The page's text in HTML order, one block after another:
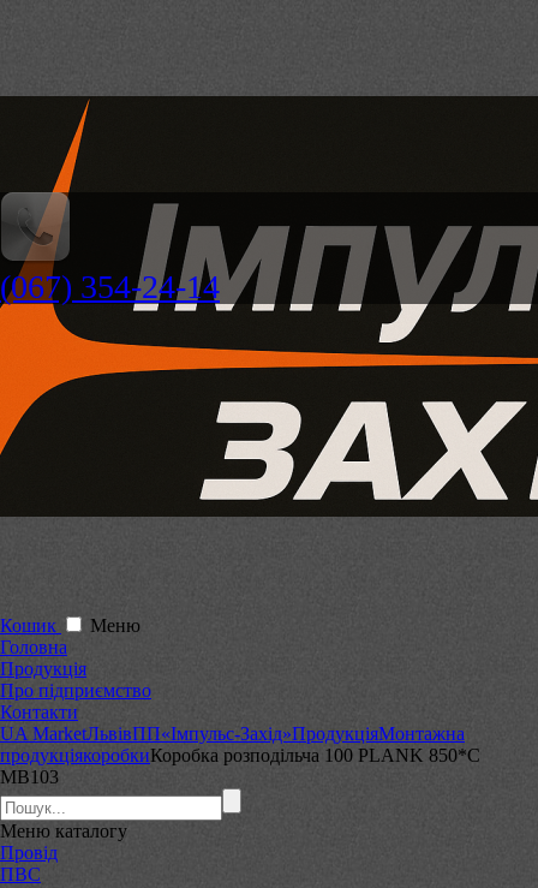
(067) 354-24-14
Кошик
Меню
Головна
Продукція
Про підприємство
Контакти
UA MarketЛьвівПП«Імпульс-Захід»ПродукціяМонтажна
продукціякоробкиКоробка розподільча 100 PLANK 850*C
МВ103
Меню каталогу
Провід
ПВС